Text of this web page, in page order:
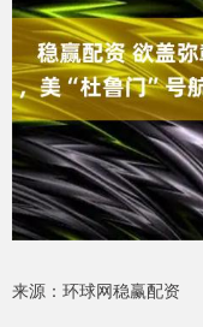
来源：环球网稳赢配资